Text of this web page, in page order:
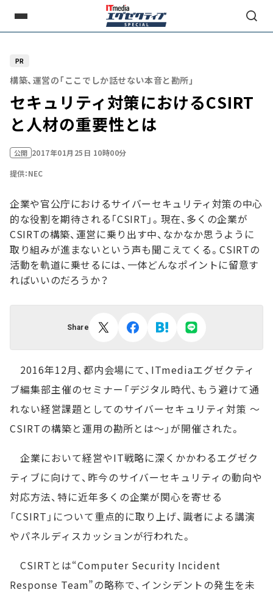
PR
構築、運営の「ここでしか話せない本音と勘所」
セキュリティ対策におけるCSIRT
と人材の重要性とは
公開 2017年01月25日 10時00分
提供：NEC
企業や官公庁におけるサイバーセキュリティ対策の中心
的な役割を期待される「CSIRT」。現在、多くの企業が
CSIRTの構築、運営に乗り出す中、なかなか思うように
取り組みが進まないという声も聞こえてくる。CSIRTの
活動を軌道に乗せるには、一体どんなポイントに留意す
ればいいのだろうか？
Share
2016年12月、都内会場にて、ITmediaエグゼクティ
ブ編集部主催のセミナー「デジタル時代、もう避けて通
れない経営課題としてのサイバーセキュリティ対策 ～
CSIRTの構築と運用の勘所とは～」が開催された。
企業において経営やIT戦略に深くかかわるエグゼク
ティブに向けて、昨今のサイバーセキュリティの動向や
対応方法、特に近年多くの企業が関心を寄せる
「CSIRT」について重点的に取り上げ、識者による講演
やパネルディスカッションが行われた。
CSIRTとは“Computer Security Incident
Response Team”の略称で、インシデントの発生を未